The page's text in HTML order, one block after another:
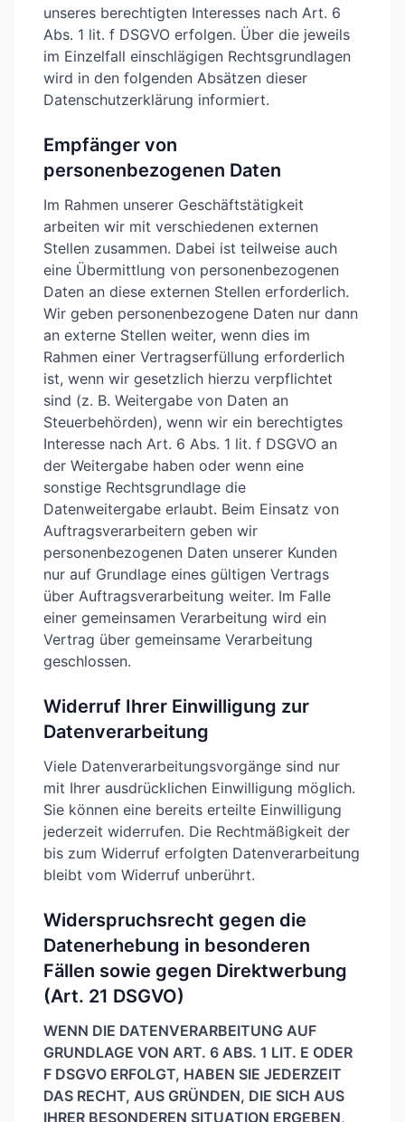
unseres berechtigten Interesses nach Art. 6
Abs. 1 lit. f DSGVO erfolgen. Über die jeweils
im Einzelfall einschlägigen Rechtsgrundlagen
wird in den folgenden Absätzen dieser
Datenschutzerklärung informiert.
Empfänger von
personenbezogenen Daten
Im Rahmen unserer Geschäftstätigkeit
arbeiten wir mit verschiedenen externen
Stellen zusammen. Dabei ist teilweise auch
eine Übermittlung von personenbezogenen
Daten an diese externen Stellen erforderlich.
Wir geben personenbezogene Daten nur dann
an externe Stellen weiter, wenn dies im
Rahmen einer Vertragserfüllung erforderlich
ist, wenn wir gesetzlich hierzu verpflichtet
sind (z. B. Weitergabe von Daten an
Steuerbehörden), wenn wir ein berechtigtes
Interesse nach Art. 6 Abs. 1 lit. f DSGVO an
der Weitergabe haben oder wenn eine
sonstige Rechtsgrundlage die
Datenweitergabe erlaubt. Beim Einsatz von
Auftragsverarbeitern geben wir
personenbezogenen Daten unserer Kunden
nur auf Grundlage eines gültigen Vertrags
über Auftragsverarbeitung weiter. Im Falle
einer gemeinsamen Verarbeitung wird ein
Vertrag über gemeinsame Verarbeitung
geschlossen.
Widerruf Ihrer Einwilligung zur
Datenverarbeitung
Viele Datenverarbeitungsvorgänge sind nur
mit Ihrer ausdrücklichen Einwilligung möglich.
Sie können eine bereits erteilte Einwilligung
jederzeit widerrufen. Die Rechtmäßigkeit der
bis zum Widerruf erfolgten Datenverarbeitung
bleibt vom Widerruf unberührt.
Widerspruchsrecht gegen die
Datenerhebung in besonderen
Fällen sowie gegen Direktwerbung
(Art. 21 DSGVO)
WENN DIE DATENVERARBEITUNG AUF
GRUNDLAGE VON ART. 6 ABS. 1 LIT. E ODER
F DSGVO ERFOLGT, HABEN SIE JEDERZEIT
DAS RECHT, AUS GRÜNDEN, DIE SICH AUS
IHRER BESONDEREN SITUATION ERGEBEN,